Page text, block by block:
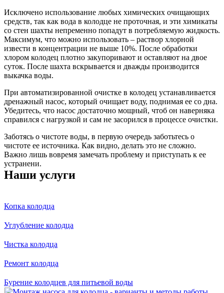
Исключено использование любых химических очищающих
средств, так как вода в колодце не проточная, и эти химикаты
со стен шахты непременно попадут в потребляемую жидкость.
Максимум, что можно использовать – раствор хлорной
извести в концентрации не выше 10%. После обработки
хлором колодец плотно закупоривают и оставляют на двое
суток. После шахта вскрывается и дважды производится
выкачка воды.
При автоматизированной очистке в колодец устанавливается
дренажный насос, который очищает воду, поднимая ее со дна.
Убедитесь, что насос достаточно мощный, чтоб он наверняка
справился с нагрузкой и сам не засорился в процессе очистки.
Заботясь о чистоте воды, в первую очередь заботьтесь о
чистоте ее источника. Как видно, делать это не сложно.
Важно лишь вовремя замечать проблему и приступать к ее
устранени.
Наши услуги
Копка колодца
Углубление колодца
Чистка колодца
Ремонт колодца
Бурение колодцев для питьевой воды